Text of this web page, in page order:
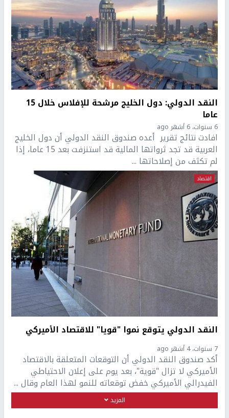
النقد الدولي: دول الخليج مرشحة للإفلاس خلال 15
عاما
6 سنوات، 6 أشهر ago
افادت نتائج تقرير أعده صندوق النقد الدولي أن دول الخليج
العربية قد تجد ثرواتها المالية قد استنزفت بعد 15 عاما، إذا
لم تكثف من إصلاحاتها ...
اقتصاد
النقد الدولي يتوقع نموا "قويا" للاقتصاد الأميركي
7 سنوات، 4 أشهر ago
أكد صندوق النقد الدولي أن التوقعات المتعلقة بالاقتصاد
الأميركي لا تزال "قوية"، بعد يوم على إعلان الاحتياطي
الفيدرالي الأميركي خفض توقعاته للنمو لهذا العام وقال ...
المزيد